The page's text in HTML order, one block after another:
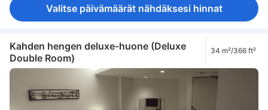
Valitse päivämäärät nähdäksesi hinnat
Kahden hengen deluxe-huone (Deluxe
Double Room)
34 m²/366 ft²